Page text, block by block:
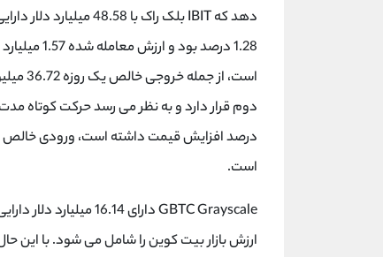
است.